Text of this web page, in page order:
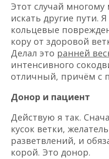
Этот случай
искать другие пути.
кольцевые
кору от здоровой
Делал это ранней
интенсивного
отличный, причём с
Донор и пациент
Действую я так.
кусок ветки,
разветвлений, и
корой. Это донор.